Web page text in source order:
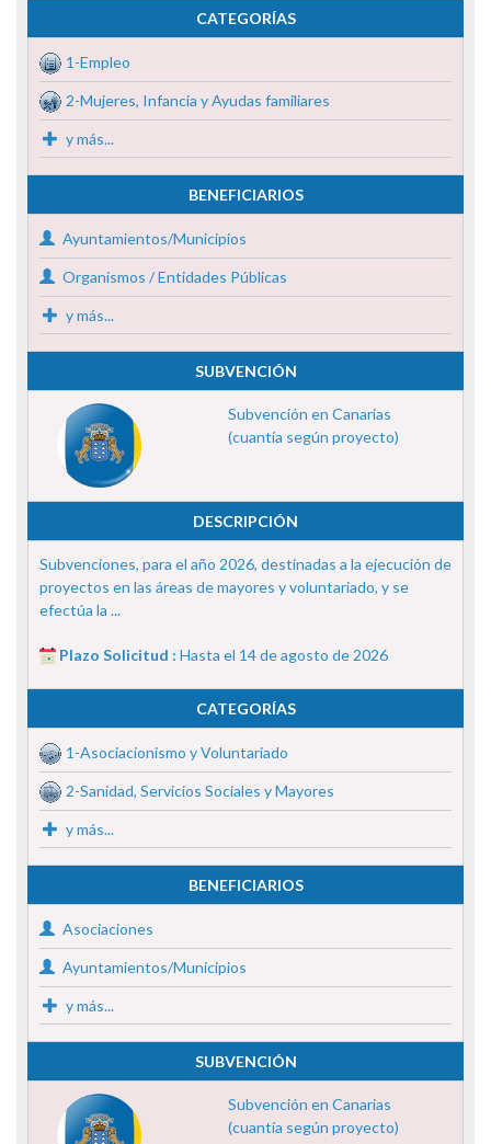
CATEGORÍAS
1-Empleo
2-Mujeres, Infancia y Ayudas familiares
y más...
BENEFICIARIOS
Ayuntamientos/Municipios
Organismos / Entidades Públicas
y más...
SUBVENCIÓN
Subvención en Canarias
(cuantía según proyecto)
DESCRIPCIÓN
Subvenciones, para el año 2026, destinadas a la ejecución de
proyectos en las áreas de mayores y voluntariado, y se
efectúa la ...
Plazo Solicitud : Hasta el 14 de agosto de 2026
CATEGORÍAS
1-Asociacionismo y Voluntariado
2-Sanidad, Servicios Sociales y Mayores
y más...
BENEFICIARIOS
Asociaciones
Ayuntamientos/Municipios
y más...
SUBVENCIÓN
Subvención en Canarias
(cuantía según proyecto)